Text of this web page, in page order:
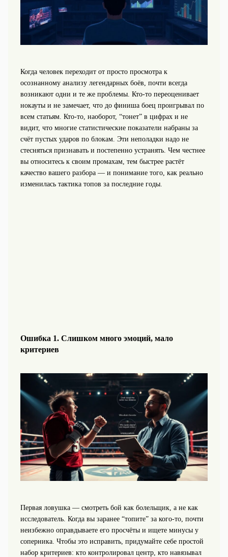
Когда человек переходит от просто просмотра к
осознанному анализу легендарных боёв, почти всегда
возникают одни и те же проблемы. Кто-то переоценивает
нокауты и не замечает, что до финиша боец проигрывал по
всем статьям. Кто-то, наоборот, “тонет” в цифрах и не
видит, что многие статистические показатели набраны за
счёт пустых ударов по блокам. Эти неполадки надо не
стесняться признавать и постепенно устранять. Чем честнее
вы относитесь к своим промахам, тем быстрее растёт
качество вашего разбора — и понимание того, как реально
изменилась тактика топов за последние годы.
Ошибка 1. Слишком много эмоций, мало
критериев
Первая ловушка — смотреть бой как болельщик, а не как
исследователь. Когда вы заранее “топите” за кого-то, почти
неизбежно оправдываете его просчёты и ищете минусы у
соперника. Чтобы это исправить, придумайте себе простой
набор критериев: кто контролировал центр, кто навязывал